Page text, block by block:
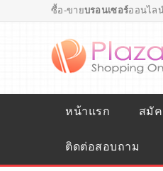
ซื้อ-ขายบรอนเซอร์ออนไล
หน้าแรก สมัค
ติดต่อสอบถาม